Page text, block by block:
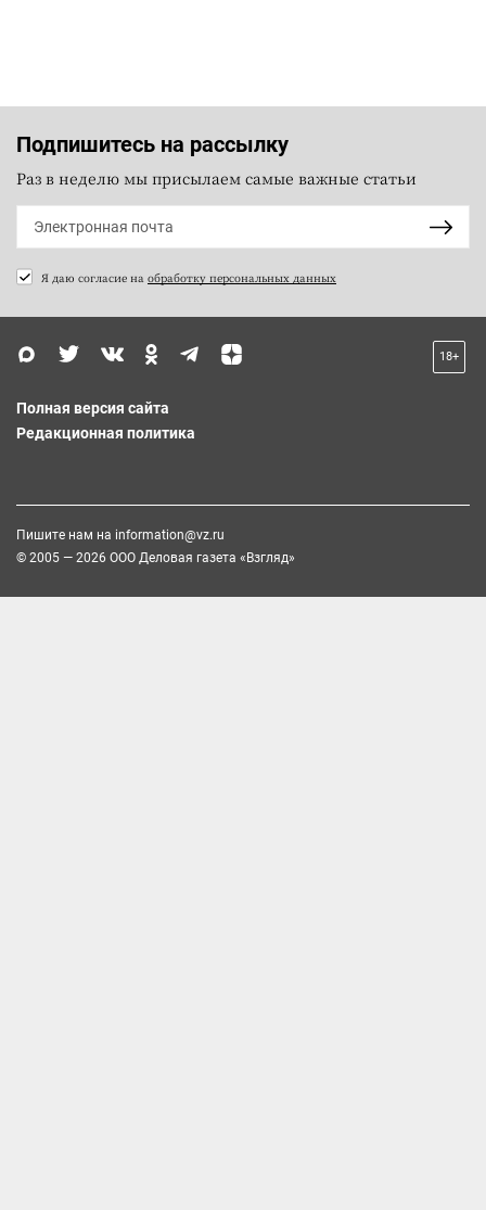
Подпишитесь на рассылку
Раз в неделю мы присылаем самые важные статьи
Я даю согласие на обработку персональных данных
18+
Полная версия сайта
Редакционная политика
Пишите нам на information@vz.ru
© 2005 — 2026 ООО Деловая газета «Взгляд»